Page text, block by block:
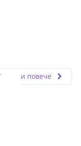
повече